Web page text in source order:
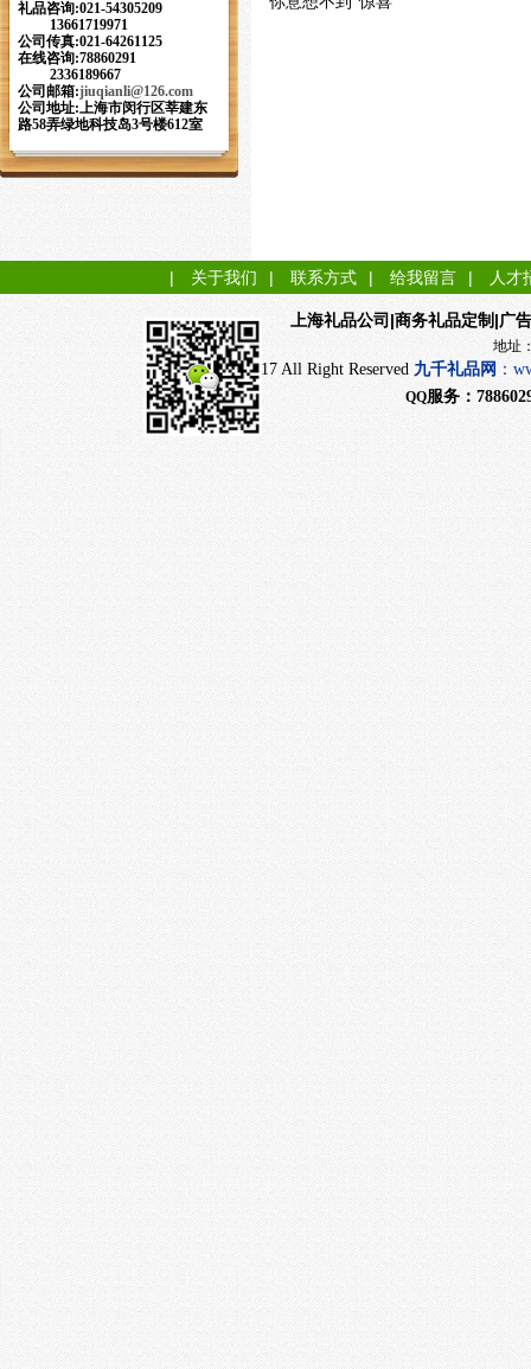
礼品咨询:021-54305209
13661719971
公司传真:021-64261125
在线咨询:78860291
2336189667
公司邮箱:jiuqianli@126.com
公司地址:上海市闵行区莘建东
路58弄绿地科技岛3号楼612室
上海礼品公司 |商务礼品定制|广
地址：上海市闵行
CopyRight 2017 All Right Reserved 九千礼品网 ：
QQ服务：
| 关于我们 | 联系方式 | 给我留言 | 人才